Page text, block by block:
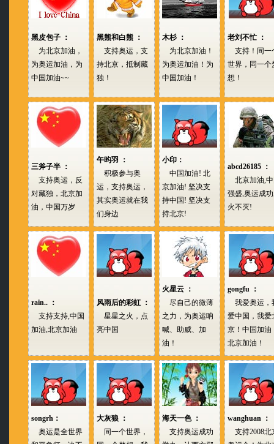
黑皮包子 ：
为北京加油，
为奥运加油，为
中国加油~~
黑熊和白熊 ：
支持奥运，支
持北京，抵制藏
独！
木杉 ：
为北京加油！
为奥运加油！为
中国加油！
老刘不忙 ：
支持！同一
世界，同一个
想！
三斧子半 ：
支持奥运，反
对藏独，北京加
油，中国万岁
午昀羽 ：
积极参与奥
运，支持奥运，
其实奥运就在我
们身边
小印：
中国加油! 北
京加油! 坚决支
持中国! 坚决支
持北京!
abcd26185 ：
北京加油,
强盛,奥运成
火不灭!
rain.. ：
支持支持,中国
加油,北京加油
风雨后的彩虹 ：
星星之火，点
亮中国
火星云 ：
尽自己的微薄
之力，为奥运呐
喊、助威、加
油！
gongfu ：
我爱奥运，
爱中国，我爱
京！中国加油
北京加油！
songrh：
奥运是全世界
大灰狼 ：
同一个世界，
海天一色 ：
支持奥运成功
wanghuan ：
支持2008北